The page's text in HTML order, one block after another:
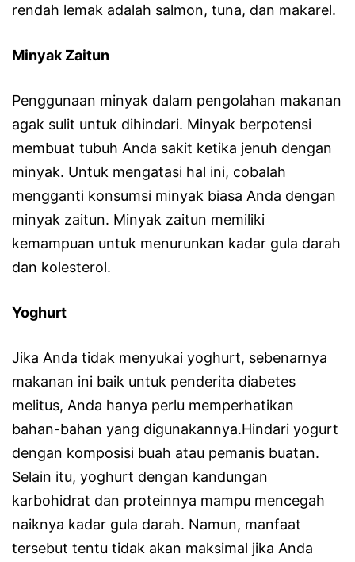
rendah lemak adalah salmon, tuna, dan makarel.
Minyak Zaitun
Penggunaan minyak dalam pengolahan makanan
agak sulit untuk dihindari. Minyak berpotensi
membuat tubuh Anda sakit ketika jenuh dengan
minyak. Untuk mengatasi hal ini, cobalah
mengganti konsumsi minyak biasa Anda dengan
minyak zaitun. Minyak zaitun memiliki
kemampuan untuk menurunkan kadar gula darah
dan kolesterol.
Yoghurt
Jika Anda tidak menyukai yoghurt, sebenarnya
makanan ini baik untuk penderita diabetes
melitus, Anda hanya perlu memperhatikan
bahan-bahan yang digunakannya.Hindari yogurt
dengan komposisi buah atau pemanis buatan.
Selain itu, yoghurt dengan kandungan
karbohidrat dan proteinnya mampu mencegah
naiknya kadar gula darah. Namun, manfaat
tersebut tentu tidak akan maksimal jika Anda